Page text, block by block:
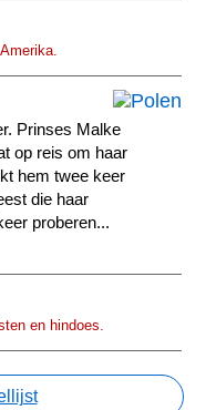
Prinses Malke
op reis om haar
hem twee keer
die haar
proberen...
en hindoes.